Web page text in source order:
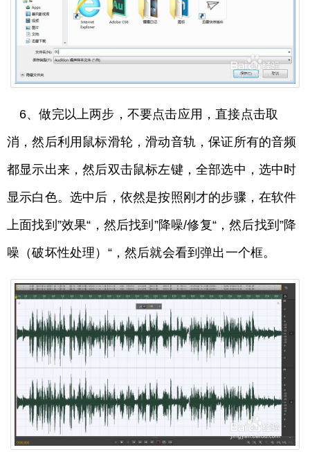
6、做完以上两步，不要点击应用，直接点击取
消，然后利用鼠标滑轮，滑动音轨，保证所有的音频
都显示出来，然后双击鼠标左键，全部选中，选中时
显示白色。选中后，依然是按照刚才的步骤，在软件
上面找到”效果“，然后找到”降噪/修复“，然后找到”降
噪（破坏性处理）“，然后就会看到弹出一个框。